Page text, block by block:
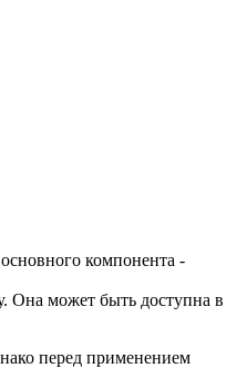
компонента -
Она может быть доступна в
перед применением